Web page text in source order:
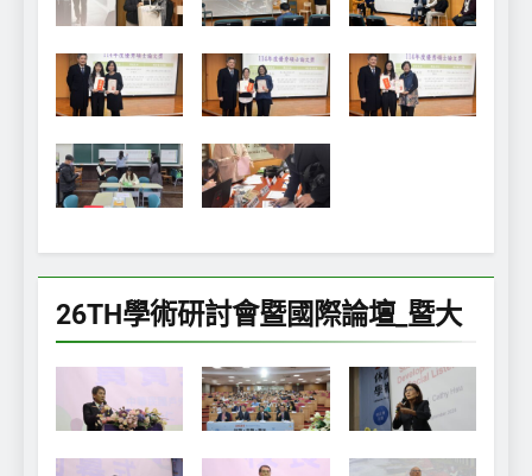
26TH學術研討會暨國際論壇_暨大